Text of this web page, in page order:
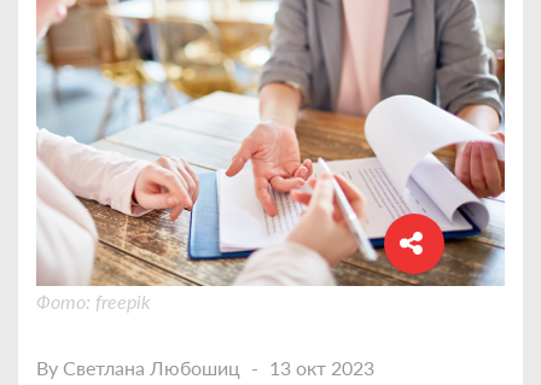
Фото: freepik
By Светлана Любошиц
13 окт 2023